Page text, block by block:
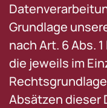
Grundlage
nach Art. 6 Abs.
die jeweils im
Absätzen dieser